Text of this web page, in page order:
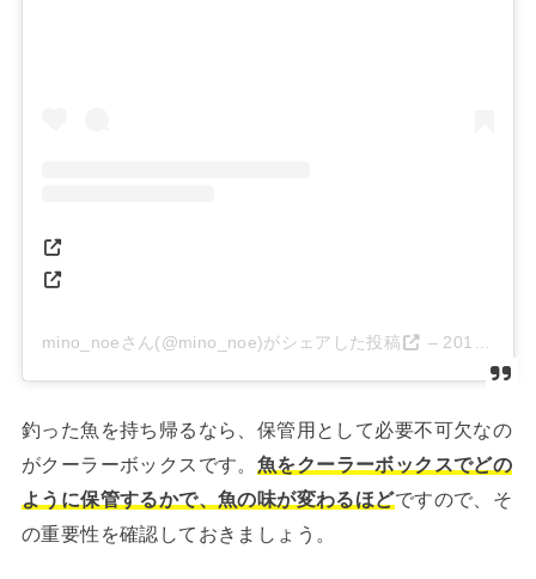
mino_noeさん(@mino_noe)がシェアした投稿 – 2016年 8月月10日午前3時05分PDT
釣った魚を持ち帰るなら、保管用として必要不可欠なの
がクーラーボックスです。 魚をクーラーボックスでどの
ように保管するかで、魚の味が変わるほどですので、そ
の重要性を確認しておきましょう。